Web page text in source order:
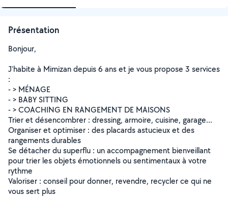
Présentation
Bonjour,
J'habite à Mimizan depuis 6 ans et je vous propose 3 services
:
- > MÉNAGE
- > BABY SITTING
- > COACHING EN RANGEMENT DE MAISONS
Trier et désencombrer : dressing, armoire, cuisine, garage...
Organiser et optimiser : des placards astucieux et des
rangements durables
Se détacher du superflu : un accompagnement bienveillant
pour trier les objets émotionnels ou sentimentaux à votre
rythme
Valoriser : conseil pour donner, revendre, recycler ce qui ne
vous sert plus